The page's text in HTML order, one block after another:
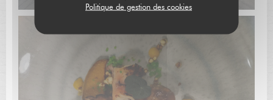
Politique de gestion des cookies